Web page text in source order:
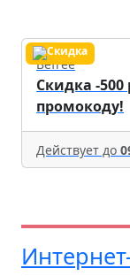
Befree
Скидка -500
промокоду!
Действует до